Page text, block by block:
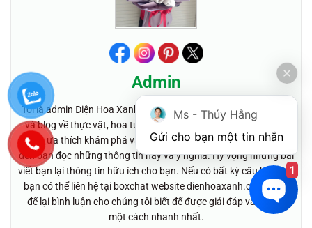
Admin
Tôi là admin Điện Hoa Xanh - Tác giả chuyên viết các bài tin tức
và blog về thực vật, hoa tươi và quà tặng…. Là một người yêu
hoa, ưa thích khám phá và tìm hiểu, tôi mong muốn được gửi
đến bạn đọc những thông tin hay và ý nghĩa. Hy vọng những bài
viết bạn lại thông tin hữu ích cho bạn. Nếu có bất kỳ câu hỏi nào,
bạn có thể liên hệ tại boxchat website dienhoaxanh.com hoặc
để lại bình luận cho chúng tôi biết để được giải đáp và tư vấn
một cách nhanh nhất.
Ms - Thúy Hằng
Gửi cho bạn một tin nhắn
1